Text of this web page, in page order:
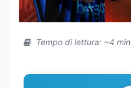
Tempo di lettura: ~4 min